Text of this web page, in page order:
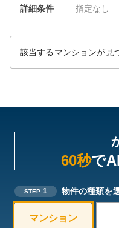
詳細条件 指定なし
該当するマンションが見
60秒で
STEP 1 物件の種類を
マンション